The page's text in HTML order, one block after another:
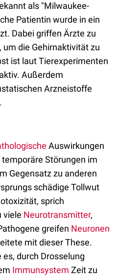
als "Milwaukee-
Patientin wurde in ein
Dabei griffen Ärzte zu
, um die Gehirnaktivität zu
ist laut Tierexperimenten
Außerdem
Arzneistoffe
.
Auswirkungen
Störungen im
Gegensatz zu anderen
schädige Tollwut
sprich
viele Neurotransmitter,
greifen Neuronen
mit dieser These.
durch Drosselung
Immunsystem Zeit zu